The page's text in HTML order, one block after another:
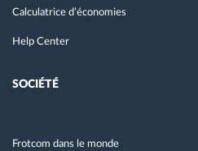
Calculatrice d’économies
Help Center
SOCIÉTÉ
Frotcom dans le monde